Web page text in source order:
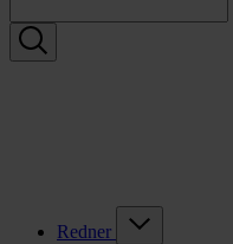
Redner